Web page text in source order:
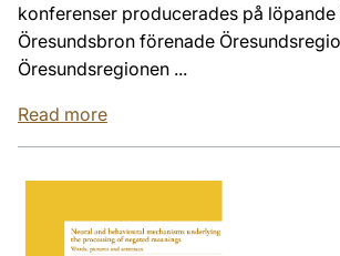
konferenser producerades på löpande
Öresundsbron förenade
Öresundsregionen ...
Read more